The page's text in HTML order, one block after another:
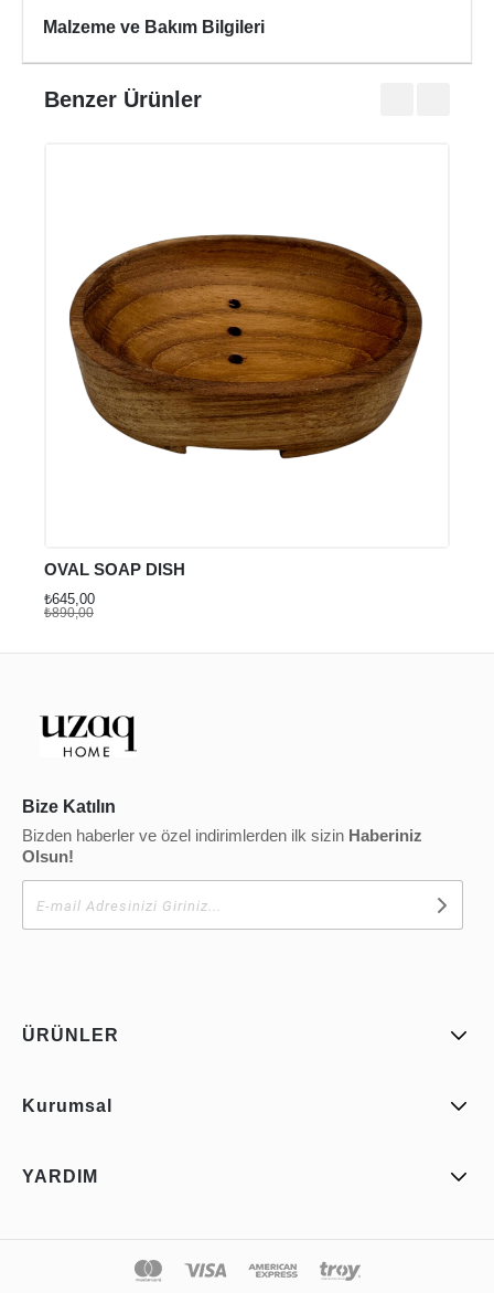
Malzeme ve Bakım Bilgileri
Benzer Ürünler
OVAL SOAP DISH
₺645,00
₺890,00
Bize Katılın
Bizden haberler ve özel indirimlerden ilk sizin Haberiniz
Olsun!
ÜRÜNLER
Kurumsal
YARDIM